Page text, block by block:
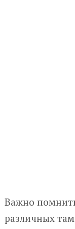
Важно
различных